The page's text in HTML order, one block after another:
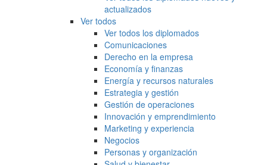
actualizados
Ver todos
Ver todos los diplomados
Comunicaciones
Derecho en la empresa
Economía y finanzas
Energía y recursos naturales
Estrategia y gestión
Gestión de operaciones
Innovación y emprendimiento
Marketing y experiencia
Negocios
Personas y organización